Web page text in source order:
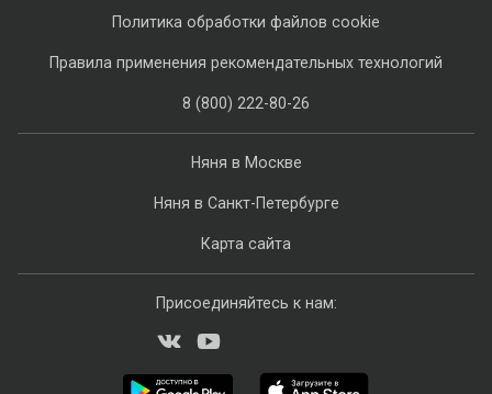
Няня в Москве
Няня в Санкт-Петербурге
Карта сайта
Политика обработки файлов cookie
Правила применения рекомендательных технологий
8 (800) 222-80-26
Присоединяйтесь к нам: